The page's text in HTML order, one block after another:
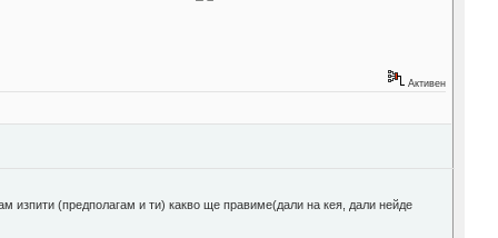
Активен
(предполагам и ти) какво ще правиме(дали на кея, дали нейде